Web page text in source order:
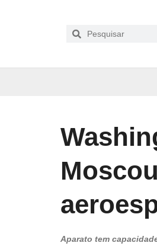
Aparato tem